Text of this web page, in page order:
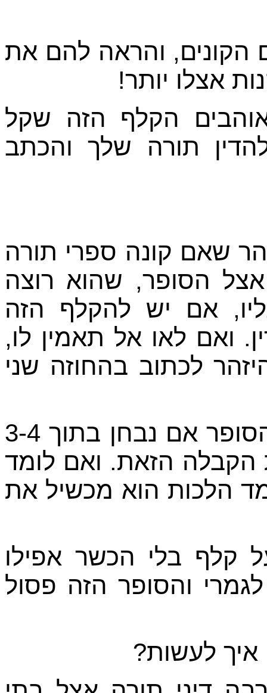
הקונים, והראה להם את
אצלו יותר!
אוהבים הקלף הזה שקל
תורה שלך והכתב
שאם קונה ספרי תורה
אצל הסופר, שהוא רוצה
אם יש להקלף הזה
ואם לאו אל תאמין לו,
לכתוב בהחוזה שני
א, צריך לראות הקבלה של הסופר אם נבחן בתוך 3-4
הקבלה הזאת. ואם לומד
הלכות הוא מכשיל את
קלף בלי הכשר אפילו
והסופר הזה פסול
איך לעשות?